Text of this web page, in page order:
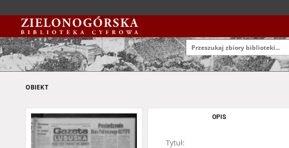
OBIEKT
OPIS
Tytuł: